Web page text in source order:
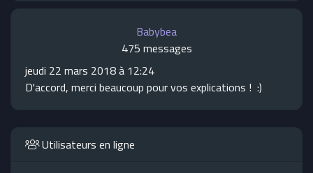
Babybea
475 messages
jeudi 22 mars 2018 à 12:24
D'accord, merci beaucoup pour vos explications ! :)
Utilisateurs en ligne